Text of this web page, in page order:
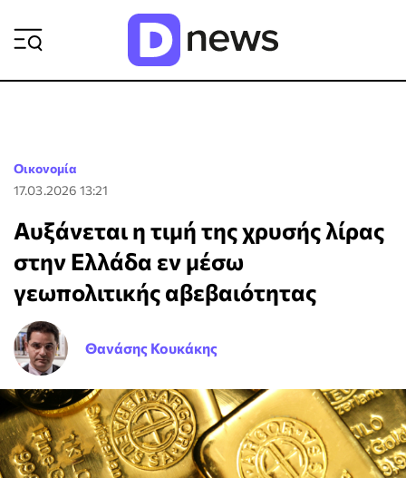
Οικονομία
17.03.2026 13:21
Αυξάνεται η τιμή της χρυσής λίρας
στην Ελλάδα εν μέσω
γεωπολιτικής αβεβαιότητας
Θανάσης Κουκάκης